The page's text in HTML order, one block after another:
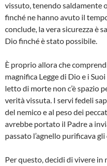
vissuto, tenendo saldamente
finché ne hanno avuto il
conclude, la vera sicurezza è
Dio finché è stato possibile.
È proprio allora che
magnifica Legge di Dio e i
letto di morte non c’è spazio
verità vissuta. I servi fedeli
del nemico e al peso dei
avrebbe portato il Padre a
passato l’agnello purificava
Per questo, decidi di vivere in